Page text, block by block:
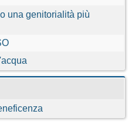
una genitorialità più